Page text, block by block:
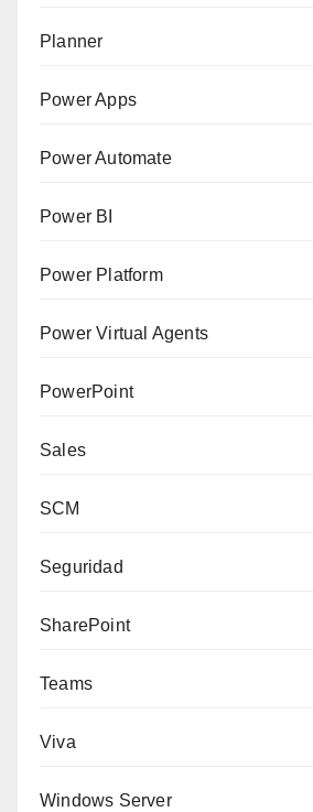
Planner
Power Apps
Power Automate
Power BI
Power Platform
Power Virtual Agents
PowerPoint
Sales
SCM
Seguridad
SharePoint
Teams
Viva
Windows Server